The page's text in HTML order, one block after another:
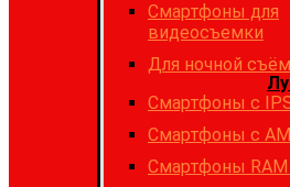
Смартфоны для
видеосъемки
Для ночной
Смартфоны с
Смартфоны c
Смартфоны RAM